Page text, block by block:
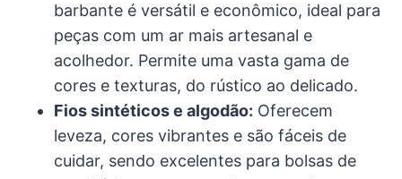
barbante é versátil e econômico, ideal para
peças com um ar mais artesanal e
acolhedor. Permite uma vasta gama de
cores e texturas, do rústico ao delicado.
Fios sintéticos e algodão: Oferecem
leveza, cores vibrantes e são fáceis de
cuidar, sendo excelentes para bolsas de